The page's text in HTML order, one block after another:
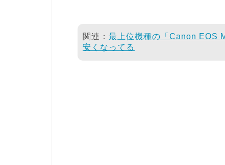
関連： 最上位機種の「Canon EOS
安くなってる